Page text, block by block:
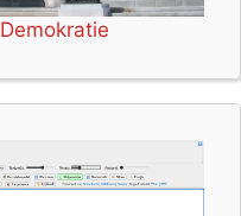
Demokratie